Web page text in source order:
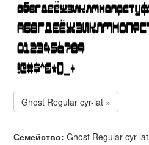
Ghost Regular cyr-lat »
Семейство: Ghost Regular cyr-lat